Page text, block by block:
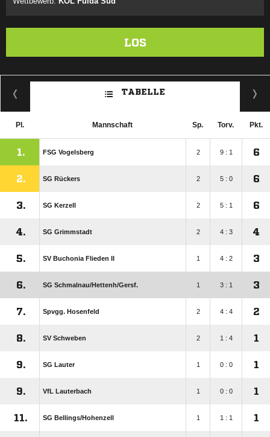
LOS
TABELLE
Pl. Mannschaft Sp. Torv. Pkt.
1. FSG Vogelsberg 2 9 : 1 6
2. SG Rückers 2 5 : 0 6
3. SG Kerzell 2 5 : 1 6
4. SG Grimmstadt 2 4 : 3 4
5. SV Buchonia Flieden II 1 4 : 2 3
6. SG Schmalnau/​Hettenh/​Gersf. 1 3 : 1 3
7. Spvgg. Hosenfeld 2 4 : 4 2
8. SV Schweben 2 1 : 4 1
9. SG Lauter 1 0 : 0 1
9. VfL Lauterbach 1 0 : 0 1
11. SG Bellings/​Hohenzell 1 1 : 1 1